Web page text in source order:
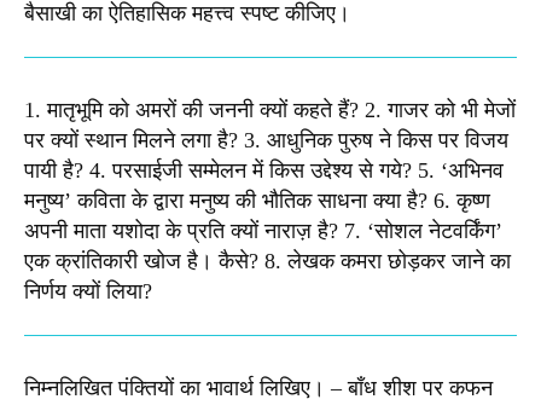
बैसाखी का ऐतिहासिक महत्त्व स्पष्ट कीजिए।​
1. मातृभूमि को अमरों की जननी क्यों कहते हैं? 2. गाजर को भी मेजों
पर क्यों स्थान मिलने लगा है? 3. आधुनिक पुरुष ने किस पर विजय
पायी है? 4. परसाईजी सम्मेलन में किस उद्देश्य से गये? 5. ‘अभिनव
मनुष्य’ कविता के द्वारा मनुष्य की भौतिक साधना क्या है? 6. कृष्ण
अपनी माता यशोदा के प्रति क्यों नाराज़ है? 7. ‘सोशल नेटवर्किंग’
एक क्रांतिकारी खोज है। कैसे? 8. लेखक कमरा छोड़कर जाने का
निर्णय क्यों लिया?​
निम्नलिखित पंक्तियों का भावार्थ लिखिए। – बाँध शीश पर कफन